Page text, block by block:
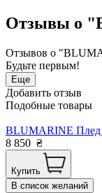
Отзывы о
Отзывов о
Будьте первым!
Еще
Добавить отзыв
Подобные товары
BLUMARINE Плед
8 850 ₴
Купить
В список желаний